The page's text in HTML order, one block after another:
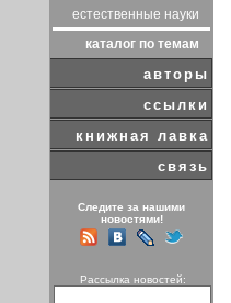
естественные науки
каталог по темам
авторы
ссылки
книжная лавка
связь
Следите за нашими
новостями!
Рассылка новостей: